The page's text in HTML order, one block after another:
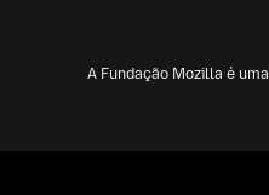
A Fundação Mozilla é